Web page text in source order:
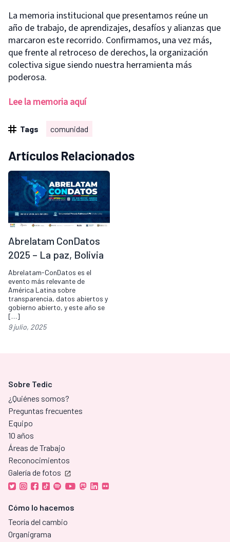
La memoria institucional que presentamos reúne un
año de trabajo, de aprendizajes, desafíos y alianzas que
marcaron este recorrido. Confirmamos, una vez más,
que frente al retroceso de derechos, la organización
colectiva sigue siendo nuestra herramienta más
poderosa.
Lee la memoria aquí
Tags comunidad
Artículos Relacionados
Abrelatam ConDatos
2025 – La paz, Bolivia
Abrelatam-ConDatos es el
evento más relevante de
América Latina sobre
transparencia, datos abiertos y
gobierno abierto, y este año se
[…]
9 julio, 2025
Sobre Tedic
¿Quiénes somos?
Preguntas frecuentes
Equipo
10 años
Áreas de Trabajo
Reconocimientos
Galería de fotos
Cómo lo hacemos
Teoría del cambio
Organigrama